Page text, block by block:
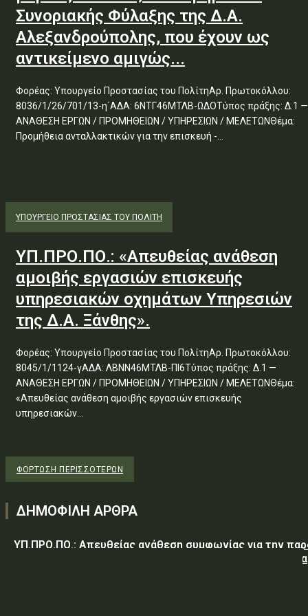
Συνοριακής Φύλαξης της Δ.Α.
Αλεξανδρούπολης, που έχουν ως
αντικείμενο αμιγώς...
Φορέας: Υπουργείο Προστασίας του ΠολίτηΑρ. Πρωτοκόλλου:
8036/1/26/701/13-η΄ΑΔΑ: 6ΝΤΓ46ΜΤΛΒ-ΩΔΟΤύπος πράξης: Δ.1 —
ΑΝΑΘΕΣΗ ΕΡΓΩΝ / ΠΡΟΜΗΘΕΙΩΝ / ΥΠΗΡΕΣΙΩΝ / ΜΕΛΕΤΩΝΘέμα:
Προμήθεια ανταλλακτικών για την επισκευή -...
ΥΠΟΥΡΓΕΊΟ ΠΡΟΣΤΑΣΊΑΣ ΤΟΥ ΠΟΛΊΤΗ
ΥΠ.ΠΡΟ.ΠΟ.: «Απευθείας ανάθεση
αμοιβής εργασιών επισκευής
υπηρεσιακών οχημάτων Υπηρεσιών
της Δ.Α. Ξάνθης».
Φορέας: Υπουργείο Προστασίας του ΠολίτηΑρ. Πρωτοκόλλου:
8045/1/1124-γΑΔΑ: ΛΒΝΝ46ΜΤΛΒ-ΠΙ6Τύπος πράξης: Δ.1 —
ΑΝΑΘΕΣΗ ΕΡΓΩΝ / ΠΡΟΜΗΘΕΙΩΝ / ΥΠΗΡΕΣΙΩΝ / ΜΕΛΕΤΩΝΘέμα:
«Απευθείας ανάθεση αμοιβής εργασιών επισκευής
υπηρεσιακών...
ΦΌΡΤΩΣΗ ΠΕΡΙΣΣΟΤΈΡΩΝ
ΔΗΜΟΦΙΛΗ ΑΡΘΡΑ
ΥΠ.ΠΡΟ.ΠΟ.: Απευθείας ανάθεση συμφωνίας για την
υπηρεσιών κλειδαρά για τη σφράγιση οικίας στα Μέγαρα